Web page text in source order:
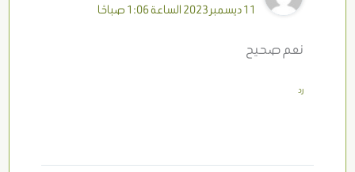
11 ديسمبر 2023 الساعة 1:06 صباحًا
نعم صحيح
رد